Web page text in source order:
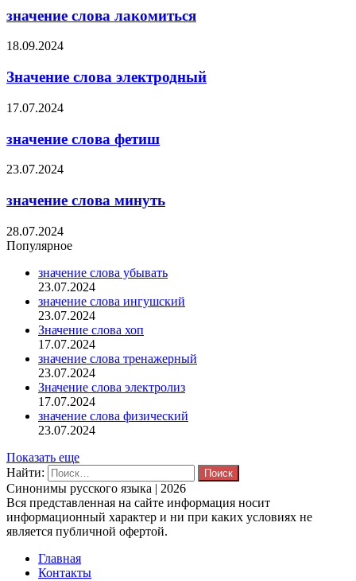
значение слова лакомиться
18.09.2024
Значение слова электродный
17.07.2024
значение слова фетиш
23.07.2024
значение слова минуть
28.07.2024
Популярное
значение слова убывать
23.07.2024
значение слова ингушский
23.07.2024
Значение слова хоп
17.07.2024
значение слова тренажерный
23.07.2024
Значение слова электролиз
17.07.2024
значение слова физический
23.07.2024
Показать еще
Найти:
Синонимы русского языка | 2026
Вся представленная на сайте информация носит
информационный характер и ни при каких условиях не
является публичной офертой.
Главная
Контакты